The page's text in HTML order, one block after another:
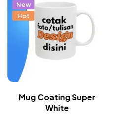
New
Hot
Mug Coating Super
White